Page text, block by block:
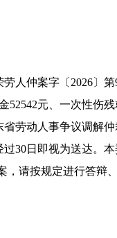
人仲案字〔2026〕
元、一次性伤
劳动人事争议调解
30日即视为送达。
，请按规定进行答